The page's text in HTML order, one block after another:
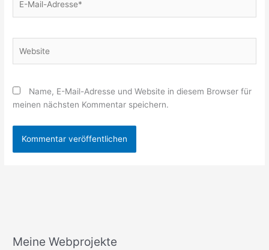
Mail-
Name, E-Mail-Adresse und Website in diesem Browser für
meinen nächsten Kommentar speichern.
Meine Webprojekte